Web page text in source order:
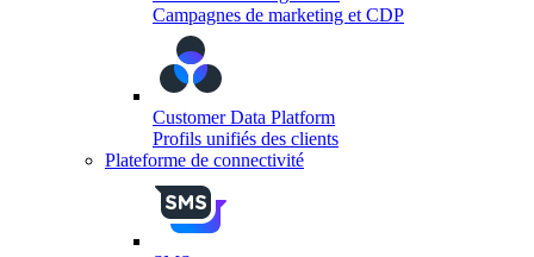
Campagnes de marketing et CDP
Customer Data Platform
Profils unifiés des clients
Plateforme de connectivité